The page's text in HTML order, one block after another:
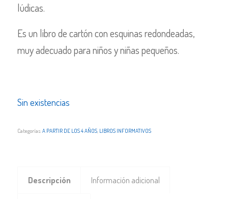
lúdicas.
Es un libro de cartón con esquinas redondeadas,
muy adecuado para niños y niñas pequeños.
Sin existencias
Categorías:A PARTIR DE LOS 4 AÑOS, LIBROS INFORMATIVOS
Descripción Información adicional